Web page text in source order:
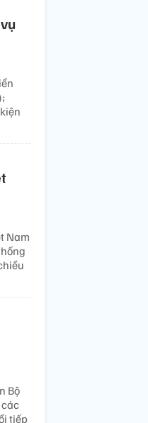
Nam
Bộ
tiếp